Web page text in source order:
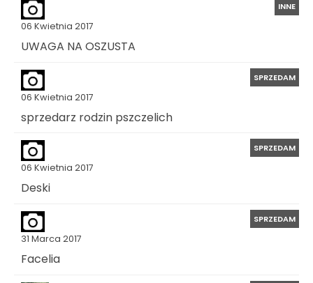
06 Kwietnia 2017
INNE
UWAGA NA OSZUSTA
06 Kwietnia 2017
SPRZEDAM
sprzedarz rodzin pszczelich
06 Kwietnia 2017
SPRZEDAM
Deski
31 Marca 2017
SPRZEDAM
Facelia